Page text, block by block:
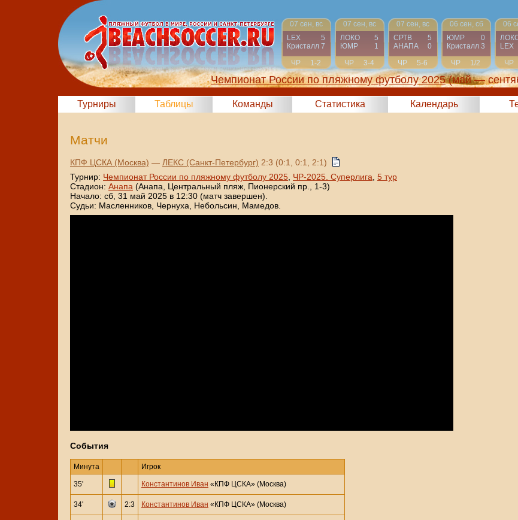
07 сен, вс
LEX
5
Кристалл 7
ЧР
1-2
07 сен, вс
ЛОКО
5
ЮМР
1
ЧР
3-4
07 сен, вс
СРТВ
5
АНАПА
0
ЧР
5-6
06 сен, сб
ЮМР
0
Кристалл 3
ЧР
1/2
06
LEX
ЧР
Чемпионат России по пляжному футболу 2025 (май —
Турниры Таблицы Команды Статистика Календарь
Матчи
КПФ ЦСКА (Москва) — ЛЕКС (Санкт-Петербург) 2:3 (0:1, 0:1, 2:1)
Турнир: Чемпионат России по пляжному футболу 2025 ЧР-2025. Суперлига 5 тур
Стадион: Анапа (Анапа, Центральный пляж, Пионерский пр., 1-3)
Начало: сб, 31 май 2025 в 12:30 (матч завершен).
Судьи: Масленников, Чернуха, Небольсин, Мамедов.
События
Минута Игрок
35' Константинов Иван «КПФ ЦСКА» (Москва)
34' 2:3 Константинов Иван «КПФ ЦСКА» (Москва)